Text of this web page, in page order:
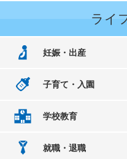
ライ
妊娠・出産
子育て・入園
学校教育
就職・退職